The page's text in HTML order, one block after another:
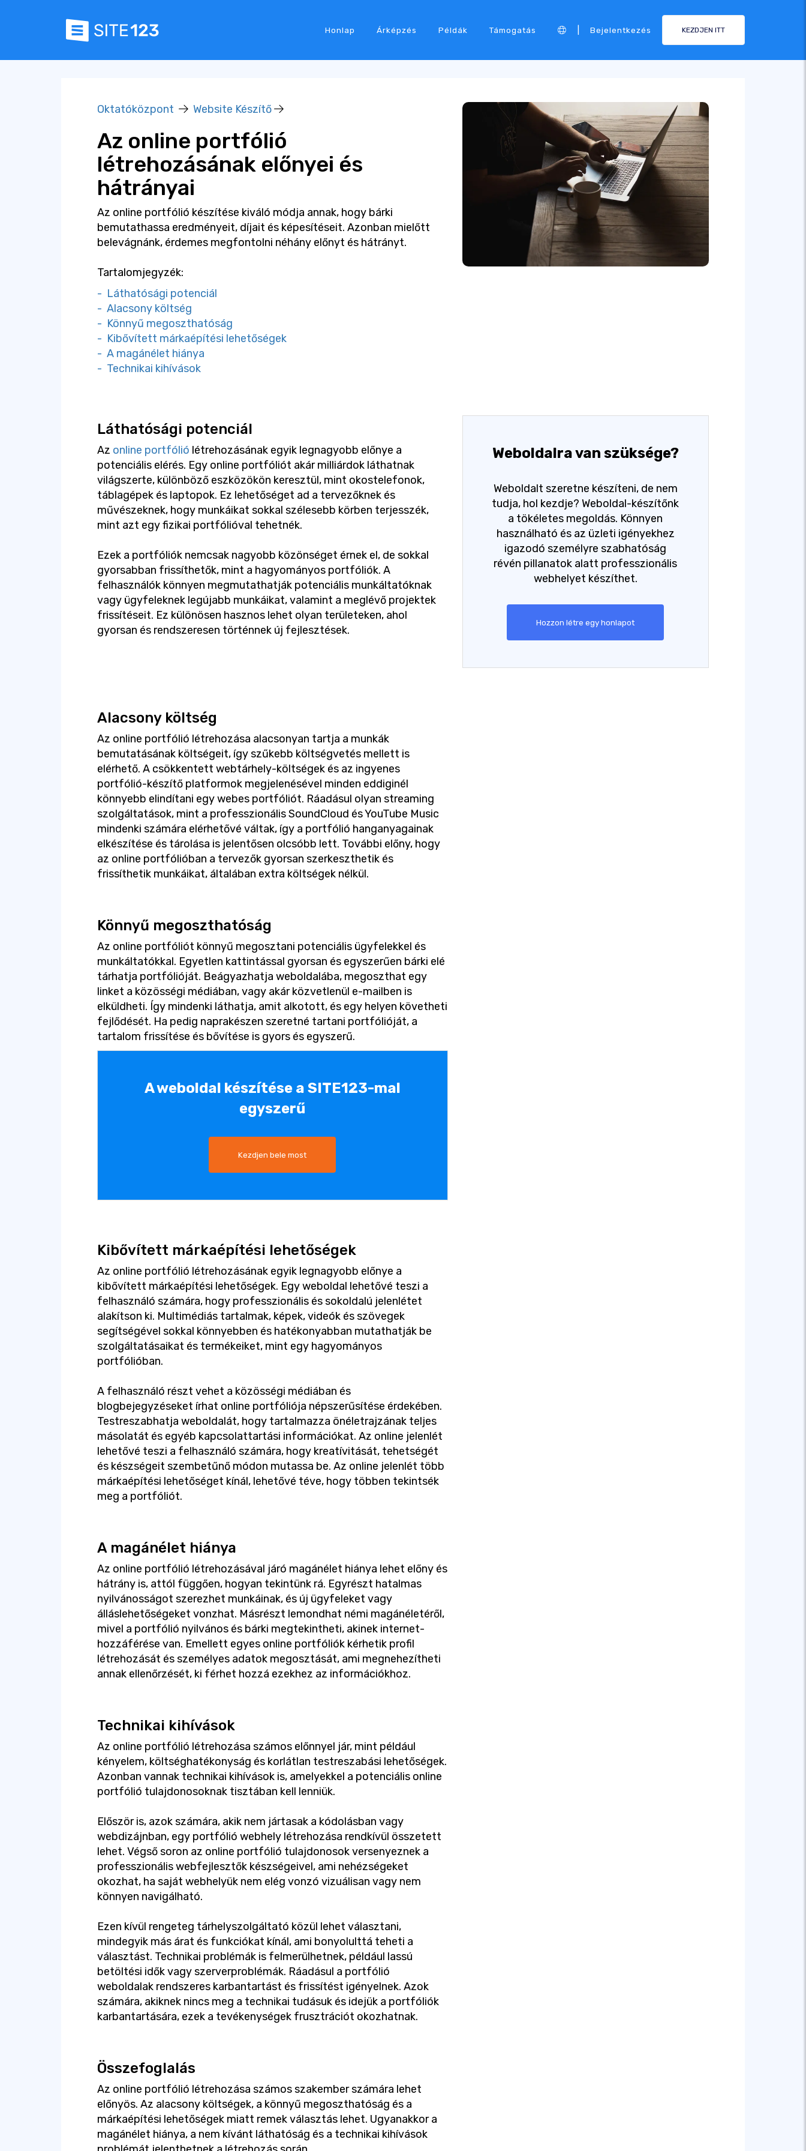
Honlap Árképzés Példák Támogatás Bejelentkezés KEZDJEN ITT
Oktatóközpont Website Készítő
Az online portfólió
létrehozásának előnyei és
hátrányai
Az online portfólió készítése kiváló módja annak, hogy bárki
bemutathassa eredményeit, díjait és képesítéseit. Azonban mielőtt
belevágnánk, érdemes megfontolni néhány előnyt és hátrányt.
Tartalomjegyzék:
- Láthatósági potenciál
- Alacsony költség
- Könnyű megoszthatóság
- Kibővített márkaépítési lehetőségek
- A magánélet hiánya
- Technikai kihívások
Láthatósági potenciál
Az online portfólió létrehozásának egyik legnagyobb előnye a
potenciális elérés. Egy online portfóliót akár milliárdok láthatnak
világszerte, különböző eszközökön keresztül, mint okostelefonok,
táblagépek és laptopok. Ez lehetőséget ad a tervezőknek és
művészeknek, hogy munkáikat sokkal szélesebb körben terjesszék,
mint azt egy fizikai portfólióval tehetnék.
Ezek a portfóliók nemcsak nagyobb közönséget érnek el, de sokkal
gyorsabban frissíthetők, mint a hagyományos portfóliók. A
felhasználók könnyen megmutathatják potenciális munkáltatóknak
vagy ügyfeleknek legújabb munkáikat, valamint a meglévő projektek
frissítéseit. Ez különösen hasznos lehet olyan területeken, ahol
gyorsan és rendszeresen történnek új fejlesztések.
Weboldalra van szüksége?
Weboldalt szeretne készíteni, de nem
tudja, hol kezdje? Weboldal-készítőnk
a tökéletes megoldás. Könnyen
használható és az üzleti igényekhez
igazodó személyre szabhatóság
révén pillanatok alatt professzionális
webhelyet készíthet.
Hozzon létre egy honlapot
Alacsony költség
Az online portfólió létrehozása alacsonyan tartja a munkák
bemutatásának költségeit, így szűkebb költségvetés mellett is
elérhető. A csökkentett webtárhely-költségek és az ingyenes
portfólió-készítő platformok megjelenésével minden eddiginél
könnyebb elindítani egy webes portfóliót. Ráadásul olyan streaming
szolgáltatások, mint a professzionális SoundCloud és YouTube Music
mindenki számára elérhetővé váltak, így a portfólió hanganyagainak
elkészítése és tárolása is jelentősen olcsóbb lett. További előny, hogy
az online portfólióban a tervezők gyorsan szerkeszthetik és
frissíthetik munkáikat, általában extra költségek nélkül.
Könnyű megoszthatóság
Az online portfóliót könnyű megosztani potenciális ügyfelekkel és
munkáltatókkal. Egyetlen kattintással gyorsan és egyszerűen bárki elé
tárhatja portfólióját. Beágyazhatja weboldalába, megoszthat egy
linket a közösségi médiában, vagy akár közvetlenül e-mailben is
elküldheti. Így mindenki láthatja, amit alkotott, és egy helyen követheti
fejlődését. Ha pedig naprakészen szeretné tartani portfólióját, a
tartalom frissítése és bővítése is gyors és egyszerű.
A weboldal készítése a SITE123-mal
egyszerű
Kezdjen bele most
Kibővített márkaépítési lehetőségek
Az online portfólió létrehozásának egyik legnagyobb előnye a
kibővített márkaépítési lehetőségek. Egy weboldal lehetővé teszi a
felhasználó számára, hogy professzionális és sokoldalú jelenlétet
alakítson ki. Multimédiás tartalmak, képek, videók és szövegek
segítségével sokkal könnyebben és hatékonyabban mutathatják be
szolgáltatásaikat és termékeiket, mint egy hagyományos
portfólióban.
A felhasználó részt vehet a közösségi médiában és
blogbejegyzéseket írhat online portfóliója népszerűsítése érdekében.
Testreszabhatja weboldalát, hogy tartalmazza önéletrajzának teljes
másolatát és egyéb kapcsolattartási információkat. Az online jelenlét
lehetővé teszi a felhasználó számára, hogy kreatívitását, tehetségét
és készségeit szembetűnő módon mutassa be. Az online jelenlét több
márkaépítési lehetőséget kínál, lehetővé téve, hogy többen tekintsék
meg a portfóliót.
A magánélet hiánya
Az online portfólió létrehozásával járó magánélet hiánya lehet előny és
hátrány is, attól függően, hogyan tekintünk rá. Egyrészt hatalmas
nyilvánosságot szerezhet munkáinak, és új ügyfeleket vagy
álláslehetőségeket vonzhat. Másrészt lemondhat némi magánéletéről,
mivel a portfólió nyilvános és bárki megtekintheti, akinek internet-
hozzáférése van. Emellett egyes online portfóliók kérhetik profil
létrehozását és személyes adatok megosztását, ami megnehezítheti
annak ellenőrzését, ki férhet hozzá ezekhez az információkhoz.
Technikai kihívások
Az online portfólió létrehozása számos előnnyel jár, mint például
kényelem, költséghatékonyság és korlátlan testreszabási lehetőségek.
Azonban vannak technikai kihívások is, amelyekkel a potenciális online
portfólió tulajdonosoknak tisztában kell lenniük.
Először is, azok számára, akik nem jártasak a kódolásban vagy
webdizájnban, egy portfólió webhely létrehozása rendkívül összetett
lehet. Végső soron az online portfólió tulajdonosok versenyeznek a
professzionális webfejlesztők készségeivel, ami nehézségeket
okozhat, ha saját webhelyük nem elég vonzó vizuálisan vagy nem
könnyen navigálható.
Ezen kívül rengeteg tárhelyszolgáltató közül lehet választani,
mindegyik más árat és funkciókat kínál, ami bonyolulttá teheti a
választást. Technikai problémák is felmerülhetnek, például lassú
betöltési idők vagy szerverproblémák. Ráadásul a portfólió
weboldalak rendszeres karbantartást és frissítést igényelnek. Azok
számára, akiknek nincs meg a technikai tudásuk és idejük a portfóliók
karbantartására, ezek a tevékenységek frusztrációt okozhatnak.
Összefoglalás
Az online portfólió létrehozása számos szakember számára lehet
előnyös. Az alacsony költségek, a könnyű megoszthatóság és a
márkaépítési lehetőségek miatt remek választás lehet. Ugyanakkor a
magánélet hiánya, a nem kívánt láthatóság és a technikai kihívások